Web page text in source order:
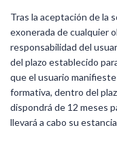
Tras la aceptación de la
exonerada de cualquier
responsabilidad del
del plazo establecido
que el usuario
formativa, dentro del
dispondrá de 12 meses
llevará a cabo su